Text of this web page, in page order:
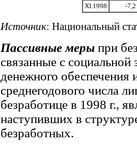
XI.1998
-7,2
Источник: Национальный
Пассивные меры при
связанные с
денежного
среднегодового числа
безработице в 1998 г.,
наступивших в
безработных.